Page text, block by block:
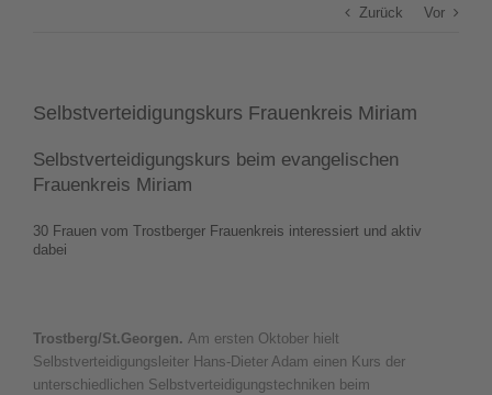
Zurück Vor
Selbstverteidigungskurs Frauenkreis Miriam
Selbstverteidigungskurs beim evangelischen
Frauenkreis Miriam
30 Frauen vom Trostberger Frauenkreis interessiert und aktiv
dabei
Trostberg/St.Georgen. Am ersten Oktober hielt
Selbstverteidigungsleiter Hans-Dieter Adam einen Kurs der
unterschiedlichen Selbstverteidigungstechniken beim